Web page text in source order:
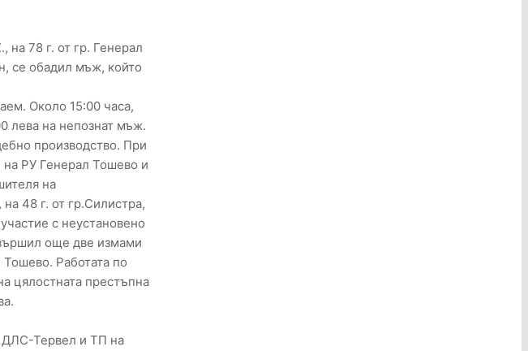
78 г. от гр. Генерал
се обадил мъж, който
Около 15:00 часа,
лева на непознат мъж.
производство. При
РУ Генерал Тошево и
на
48 г. от гр.Силистра,
с неустановено
още две измами
Тошево. Работата по
цялостната престъпна
ДЛС-Тервел и ТП на